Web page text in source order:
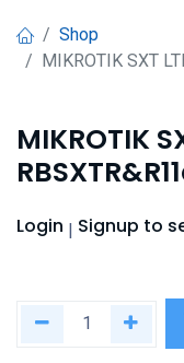
Shop
MIKROTIK SXT
MIKROTIK
Login | Signup to